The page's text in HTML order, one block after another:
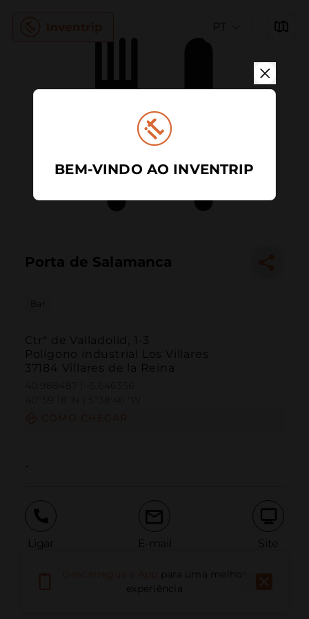
PT
Porta de Salamanca
Bar
Ctrª de Valladolid, 1-3
Polígono industrial Los Villares
37184 Villares de la Reina
Ligar E-mail Site
Relatar problema
para uma melhor
experiência
BEM-VINDO AO INVENTRIP